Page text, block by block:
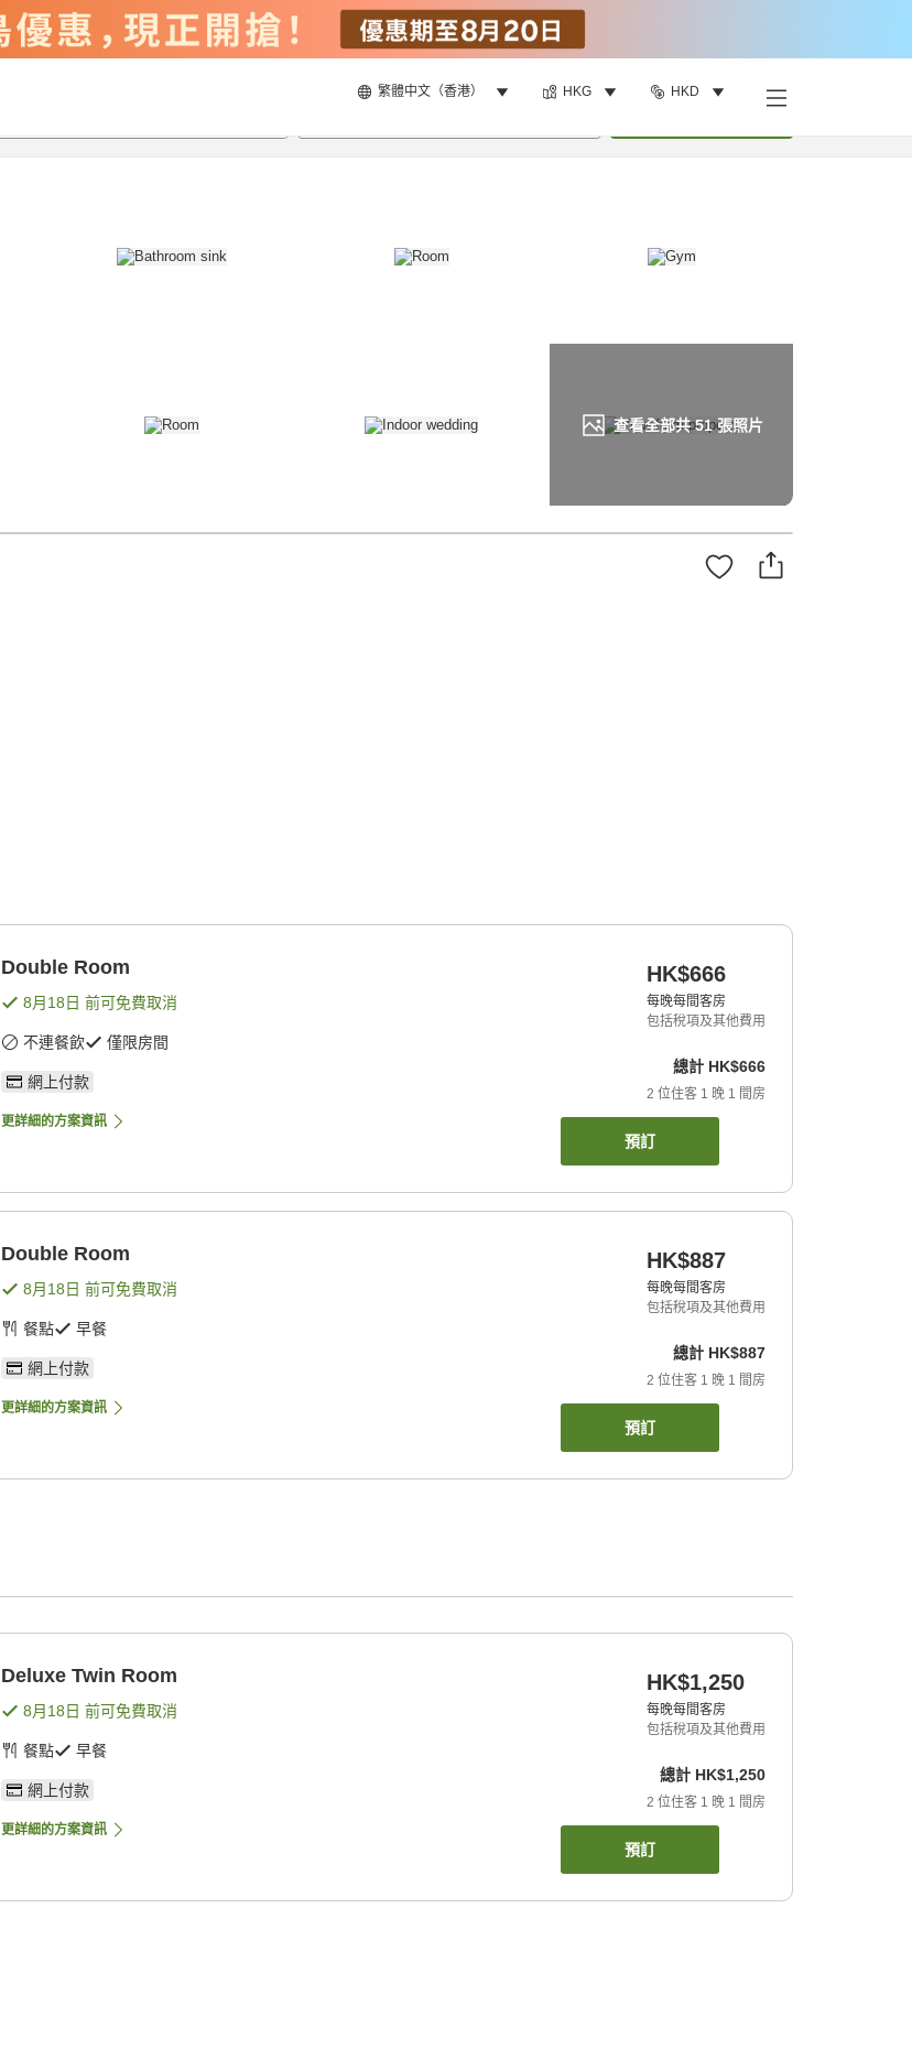
繁體中文（香港） HKG HKD
查看全部共51張照片
Double Room
8月18日 前可免費取消
不連餐飲 僅限房間
網上付款
更詳細的方案資訊
HK$666
每晚每間客房
包括稅項及其他費用
總計 HK$666
2 位住客 1 晚 1 間房
預訂
Double Room
8月18日 前可免費取消
餐點 早餐
網上付款
更詳細的方案資訊
HK$887
每晚每間客房
包括稅項及其他費用
總計 HK$887
2 位住客 1 晚 1 間房
預訂
Deluxe Twin Room
8月18日 前可免費取消
餐點 早餐
網上付款
更詳細的方案資訊
HK$1,250
每晚每間客房
包括稅項及其他費用
總計 HK$1,250
2 位住客 1 晚 1 間房
預訂